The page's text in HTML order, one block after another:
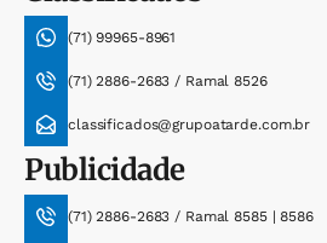
(71) 99965-8961
(71) 2886-2683 / Ramal 8526
classificados@grupoatarde.com.br
Publicidade
(71) 2886-2683 / Ramal 8585 | 8586